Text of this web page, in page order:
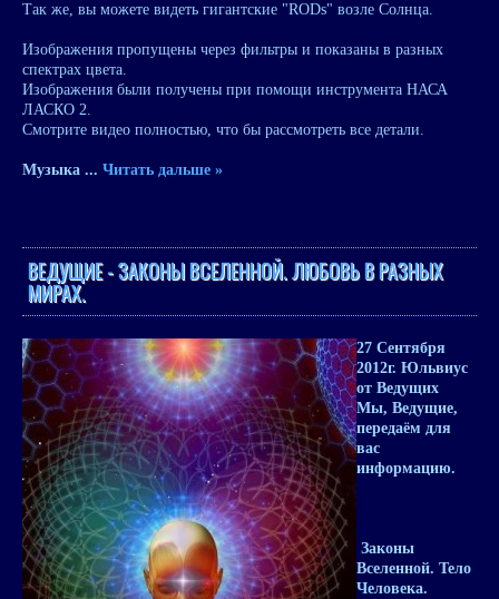
Так же, вы можете видеть гигантские "RODs" возле Солнца.
Изображения пропущены через фильтры и показаны в разных
спектрах цвета.
Изображения были получены при помощи инструмента НАСА
ЛАСКО 2.
Смотрите видео полностью, что бы рассмотреть все детали.
Музыка ... Читать дальше »
ВЕДУЩИЕ - ЗАКОНЫ ВСЕЛЕННОЙ. ЛЮБОВЬ В РАЗНЫХ
МИРАХ.
27 Сентября
2012г. Юльвиус
от Ведущих
Мы, Ведущие,
передаём для
вас
информацию.
Законы
Вселенной. Тело
Человека.